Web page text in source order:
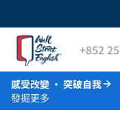
+852
感受改變 · 突破自我
發掘更多